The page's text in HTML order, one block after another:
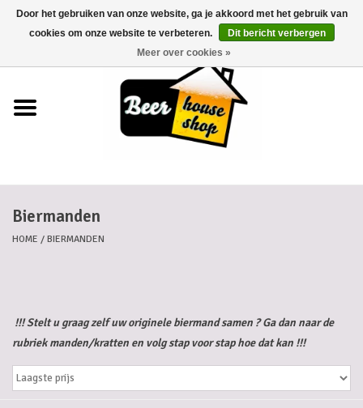
0 Artikelen - €0,00
Biermanden
Dankkaartjes
Biermanden
HOME / BIERMANDEN
!!! Stelt u graag zelf uw originele biermand samen ? Ga dan naar de
rubriek manden/kratten en volg stap voor stap hoe dat kan !!!
Door het gebruiken van onze website, ga je akkoord met het gebruik van
cookies om onze website te verbeteren.
Dit bericht verbergen
Meer over cookies »